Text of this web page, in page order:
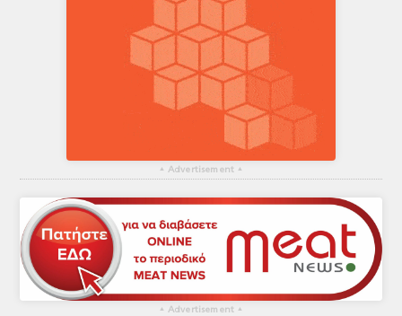
▴ Advertisement ▴
▴ Advertisement ▴